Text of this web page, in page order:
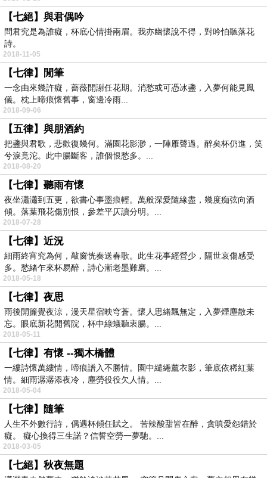
【七絕】與君偶吟
問君究是為誰癡，杯底心情掛兩眉。我亦幽懷說不得，對吟怕聽落花
詩。
2018-11-05
【七律】閒筆
一念由來幾許癡，薔薇開謝任花期。消愁或可憑冰盞，入夢何能見鳳
儀。枕上啼痕懷舊事，窗邊冷雨...
2018-09-06
【五律】與朋酒約
把盞與君歌，悲歡復幾何。滿園花影渺，一陣雁聲過。醉矣杯仍進，笑
兮淚竟沱。此中腸斷客，誰個恨愁多。...
2018-08-20
【七律】聽雨有懷
夜坐瀟瀟到五更，欲書心事墨痕輕。萬般深愛隨緣盡，幾度痴弦向酒
傾。落葉飛花傷別恨，參差平仄讀分明。...
2018-07-28
【七律】近況
細雨終宵究為何，敲窗恍奏送春歌。此生花事經營少，隔世哀傷感受
多。愁緒乍來杯易醉，詩心漸老墨難磨。...
2018-05-18
【七律】夜思
雨後開簾覺夜涼，漫天星宿映穹蒼。懷人思緒飄無定，入夢煙塵散未
忘。眼底新花開舊院，杯中綠蟻聽衷腸。...
2018-05-11
【七律】有懷 --獨木橋體
一縷詩懷萬縷情，啼痕譜入不勝情。園中繾綣薰衣影，筆底依稀紅葉
情。細雨潺潺添夜冷，塵勞役役欠人情。...
2018-05-04
【七律】隨筆
人生不外數行詩，偶遇杯傾任賦之。 苦辣酸甜皆在醉，貪嗔愛怨錯於
癡。 癡心換得三生諾？信誓空勞一夢馳。...
2018-03-05
【七絕】秋夜無題